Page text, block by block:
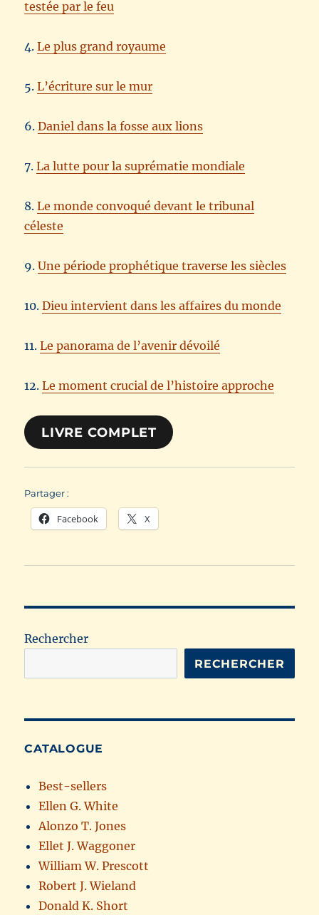
testée par le feu
4.Le plus grand royaume
5.L’écriture sur le mur
6.Daniel dans la fosse aux lions
7.La lutte pour la suprématie mondiale
8.Le monde convoqué devant le tribunal
céleste
9.Une période prophétique traverse les siècles
10.Dieu intervient dans les affaires du monde
11.Le panorama de l’avenir dévoilé
12.Le moment crucial de l’histoire approche
LIVRE COMPLET
Partager :
Facebook X
Rechercher
RECHERCHER
CATALOGUE
Best-sellers
Ellen G. White
Alonzo T. Jones
Ellet J. Waggoner
William W. Prescott
Robert J. Wieland
Donald K. Short